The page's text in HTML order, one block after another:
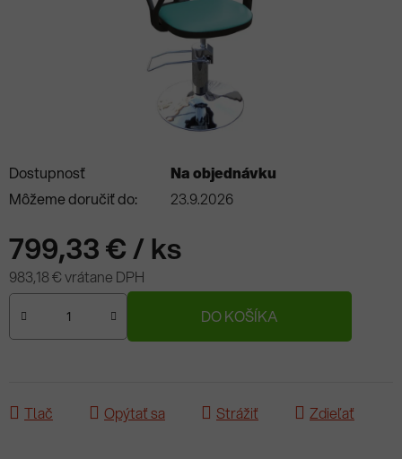
Dostupnosť
Na objednávku
Môžeme doručiť do:
23.9.2026
799,33 €/ ks
983,18 € vrátane DPH
DO KOŠÍKA
Tlač Opýtať sa Strážiť Zdieľať